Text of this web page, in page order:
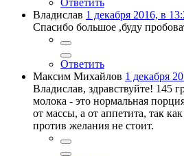
Ответить
Владислав 1 декабря 2016, в
Спасибо большое ,буду
Ответить
Максим Михайлов 1 декабря
Владислав, здравствуйте! 145
молока - это нормальная
от массы, а от аппетита, так как
против желания не стоит.